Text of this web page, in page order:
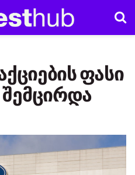
ფასი
შემცირდა